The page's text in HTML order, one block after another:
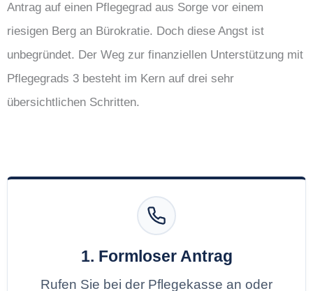
Antrag auf einen Pflegegrad aus Sorge vor einem
riesigen Berg an Bürokratie. Doch diese Angst ist
unbegründet. Der Weg zur finanziellen Unterstützung mit
Pflegegrads 3 besteht im Kern auf drei sehr
übersichtlichen Schritten.
1. Formloser Antrag
Rufen Sie bei der Pflegekasse an oder